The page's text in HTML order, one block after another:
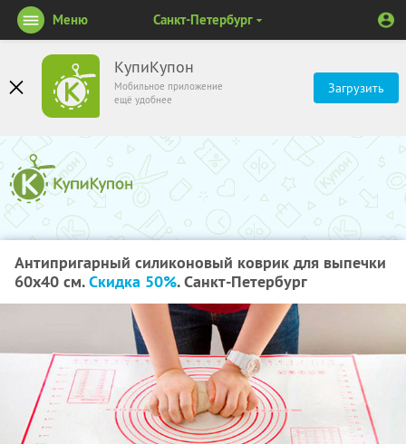
КупиКупон
Мобильное приложение
ещё удобнее
Загрузить
Меню Санкт-Петербург
Антипригарный силиконовый коврик для выпечки
60х40 см.Скидка 50%. Санкт-Петербург